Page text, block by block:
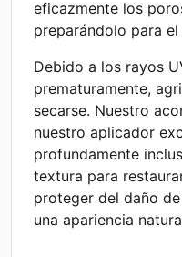
eficazmente los
preparándolo para
Debido a los rayos
prematuramente,
secarse. Nuestro
nuestro aplicador
profundamente
textura para
proteger del daño
una apariencia